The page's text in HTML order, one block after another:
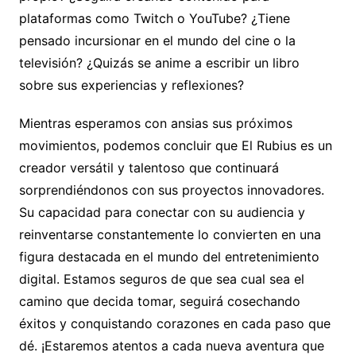
plataformas como Twitch o YouTube? ¿Tiene
pensado incursionar en el mundo del cine o la
televisión? ¿Quizás se anime a escribir un libro
sobre sus experiencias y reflexiones?
Mientras esperamos con ansias sus próximos
movimientos, podemos concluir que El Rubius es un
creador versátil y talentoso que continuará
sorprendiéndonos con sus proyectos innovadores.
Su capacidad para conectar con su audiencia y
reinventarse constantemente lo convierten en una
figura destacada en el mundo del entretenimiento
digital. Estamos seguros de que sea cual sea el
camino que decida tomar, seguirá cosechando
éxitos y conquistando corazones en cada paso que
dé. ¡Estaremos atentos a cada nueva aventura que